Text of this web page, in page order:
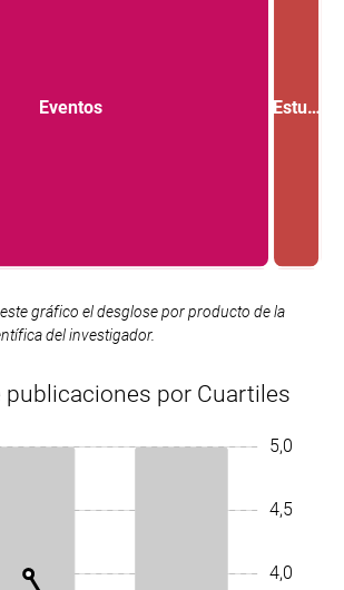
Eventos Estu…
gráfico el desglose por producto de la
del investigador.
publicaciones por Cuartiles
-1,0
-0,5
4,0
4,5
5,0
5,5